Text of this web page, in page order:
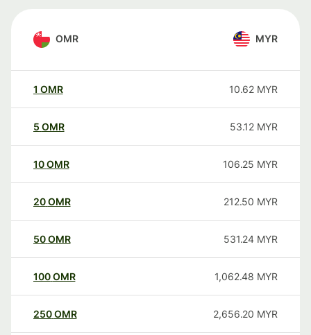
OMR MYR
1 OMR 10.62 MYR
5 OMR 53.12 MYR
10OMR 106.25 MYR
20OMR 212.50 MYR
50OMR 531.24 MYR
100OMR 1,062.48 MYR
250OMR 2,656.20 MYR